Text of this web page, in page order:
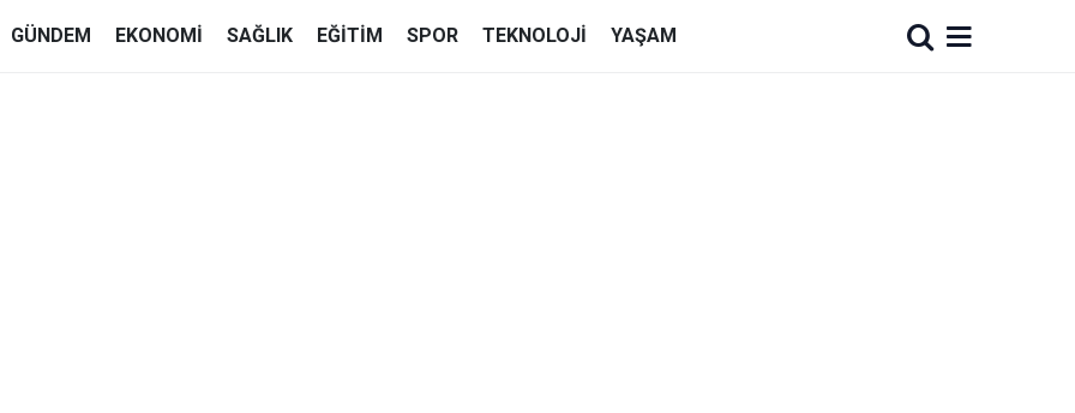
GÜNDEM EKONOMI SAĞLIK EĞITIM SPOR TEKNOLOJI YAŞAM